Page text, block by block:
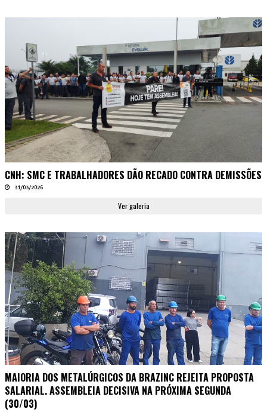
CNH: SMC E TRABALHADORES DÃO RECADO CONTRA DEMISSÕES
31/03/2026
Ver galeria
MAIORIA DOS METALÚRGICOS DA BRAZINC REJEITA PROPOSTA
SALARIAL. ASSEMBLEIA DECISIVA NA PRÓXIMA SEGUNDA
(30/03)